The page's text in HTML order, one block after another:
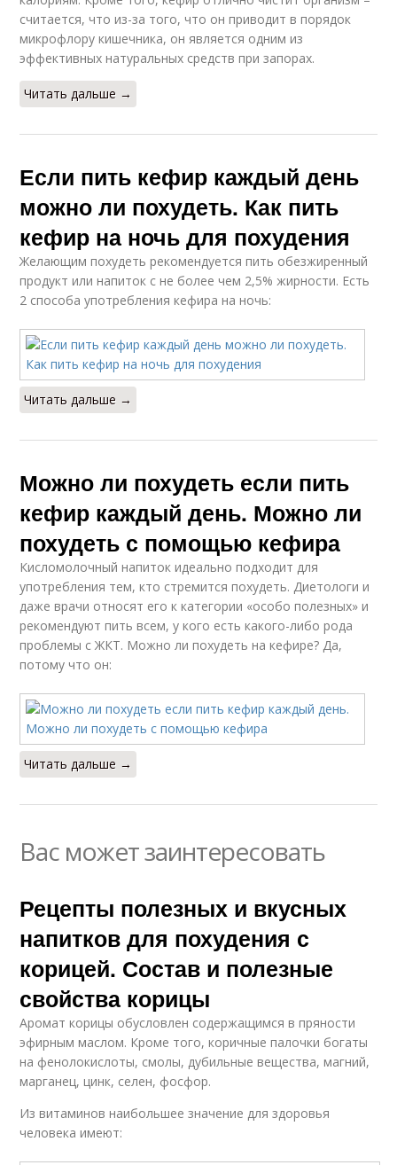
считается, что из-за того, что он приводит в порядок
микрофлору кишечника, он является одним из
эффективных натуральных средств при запорах.
Читать дальше →
Если пить кефир каждый день
можно ли похудеть. Как пить
кефир на ночь для похудения
Желающим похудеть рекомендуется пить обезжиренный
продукт или напиток с не более чем 2,5% жирности. Есть
2 способа употребления кефира на ночь:
Читать дальше →
Можно ли похудеть если пить
кефир каждый день. Можно ли
похудеть с помощью кефира
Кисломолочный напиток идеально подходит для
употребления тем, кто стремится похудеть. Диетологи и
даже врачи относят его к категории «особо полезных» и
рекомендуют пить всем, у кого есть какого-либо рода
проблемы с ЖКТ. Можно ли похудеть на кефире? Да,
потому что он:
Читать дальше →
Вас может заинтересовать
Рецепты полезных и вкусных
напитков для похудения с
корицей. Состав и полезные
свойства корицы
Аромат корицы обусловлен содержащимся в пряности
эфирным маслом. Кроме того, коричные палочки богаты
на фенолокислоты, смолы, дубильные вещества, магний,
марганец, цинк, селен, фосфор.
Из витаминов наибольшее значение для здоровья
человека имеют: